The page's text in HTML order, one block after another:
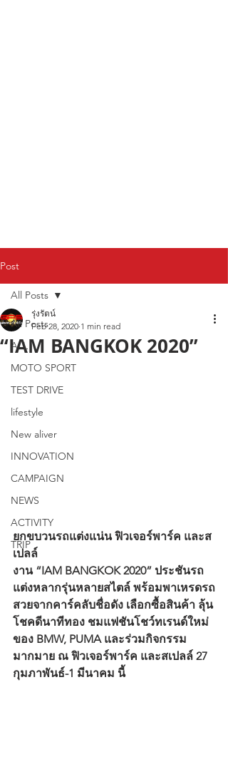
Post
All Posts
ALL
MOTO SPORT
TEST DRIVE
lifestyle
New aliver
INNOVATION
CAMPAIGN
NEWS
ACTIVITY
TRIP
All Posts
“IAM BANGKOK 2020”
รุ่งรัตน์
Feb 28, 2020 1 min read
ยกขบวนรถแต่งแน่น ฟิวเจอร์พาร์ค และส
เปลล์
งาน “IAM BANGKOK 2020” ประชันรถ
แต่งหลากรุ่นหลายสไตล์ พร้อมพาเหรดรถ
สวยจากคาร์คลับชื่อดัง เลือกซื้อสินค้า ลุ้น
โชคดีนาทีทอง ชมแฟชันโชว์ทเรนด์ใหม่
ของ BMW, PUMA และร่วมกิจกรรม
มากมาย ณ ฟิวเจอร์พาร์ค และสเปลล์ 27
กุมภาพันธ์-1 มีนาคม นี้